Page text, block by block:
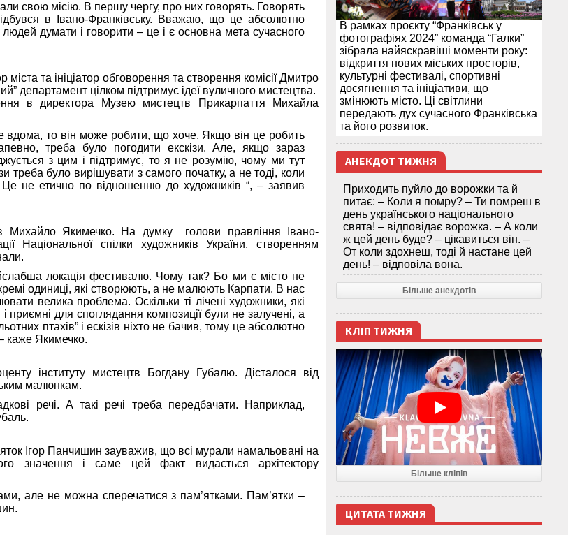
свою місію. В першу чергу, про них говорять. Говорять
в Івано-Франківську. Вважаю, що це абсолютно
думати і говорити – це і є основна мета сучасного
міста та ініціатор обговорення та створення комісії Дмитро
департамент цілком підтримує ідеї вуличного мистецтва.
в директора Музею мистецтв Прикарпаття Михайла
вдома, то він може робити, що хоче. Якщо він це робить
треба було погодити екскізи. Але, якщо зараз
з цим і підтримує, то я не розумію, чому ми тут
треба було вирішувати з самого початку, а не тоді, коли
не етично по відношенню до художників “, – заявив
Михайло Якимечко. На думку голови правління Івано-
Національної спілки художників України, створенням
локація фестивалю. Чому так? Бо ми є місто не
одиниці, які створюють, а не малюють Карпати. В нас
велика проблема. Оскільки ті лічені художники, які
і приємні для споглядання композиції були не залучені, а
птахів” і ескізів ніхто не бачив, тому це абсолютно
каже Якимечко.
інституту мистецтв Богдану Губалю. Дісталося від
малюнкам.
речі. А такі речі треба передбачати. Наприклад,
Ігор Панчишин зауважив, що всі мурали намальовані на
значення і саме цей факт видається архітектору
але не можна сперечатися з пам’ятками. Пам’ятки –
В рамках проєкту “Франківськ у
фотографіях 2024” команда “Галки”
зібрала найяскравіші моменти року:
відкриття нових міських просторів,
культурні фестивалі, спортивні
досягнення та ініціативи, що
змінюють місто. Ці світлини
передають дух сучасного Франківська
та його розвиток.
АНЕКДОТ ТИЖНЯ
Приходить пуйло до ворожки та й
питає: – Коли я помру? – Ти помреш в
день українського національного
свята! – відповідає ворожка. – А коли
ж цей день буде? – цікавиться він. –
От коли здохнеш, тоді й настане цей
день! – відповіла вона.
Більше анекдотів
КЛІП ТИЖНЯ
Більше кліпів
ЦИТАТА ТИЖНЯ